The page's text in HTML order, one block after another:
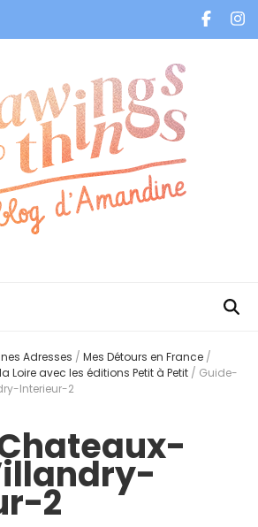
Adresses / Mes Détours en France /
Loire avec les éditions Petit à Petit / Guide-
Interieur-2
2